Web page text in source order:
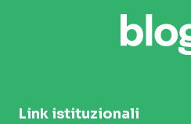
Link istituzionali